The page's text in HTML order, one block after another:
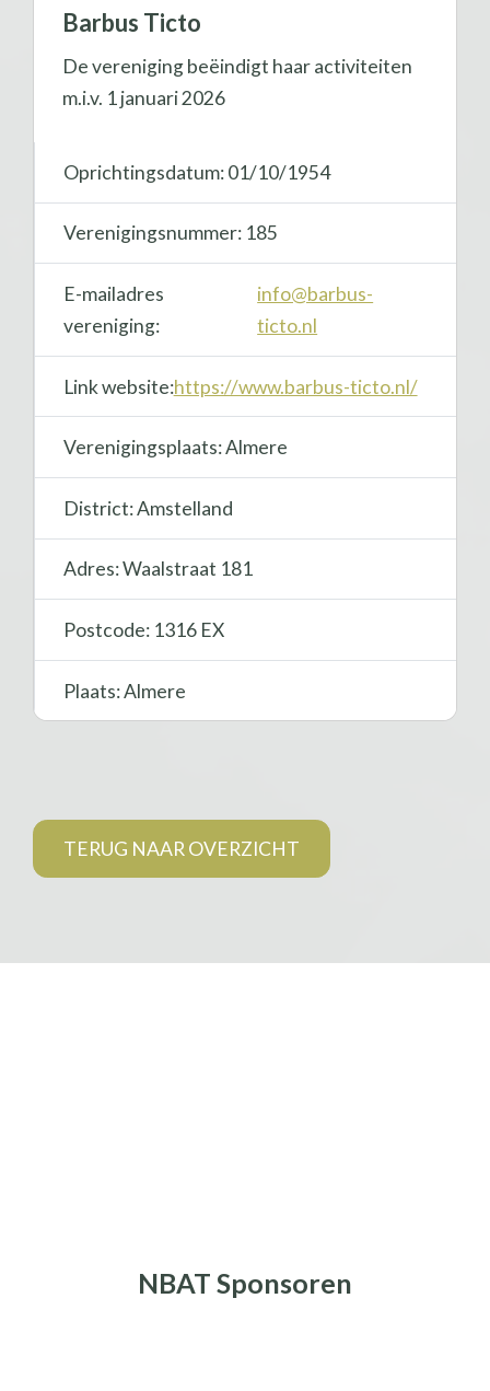
Barbus Ticto
De vereniging beëindigt haar activiteiten
m.i.v. 1 januari 2026
Oprichtingsdatum: 01/10/1954
Verenigingsnummer: 185
E-mailadres
vereniging:
info@barbus-
ticto.nl
Link website:https://www.barbus-ticto.nl/
Verenigingsplaats: Almere
District: Amstelland
Adres: Waalstraat 181
Postcode: 1316 EX
Plaats: Almere
TERUG NAAR OVERZICHT
NBAT Sponsoren